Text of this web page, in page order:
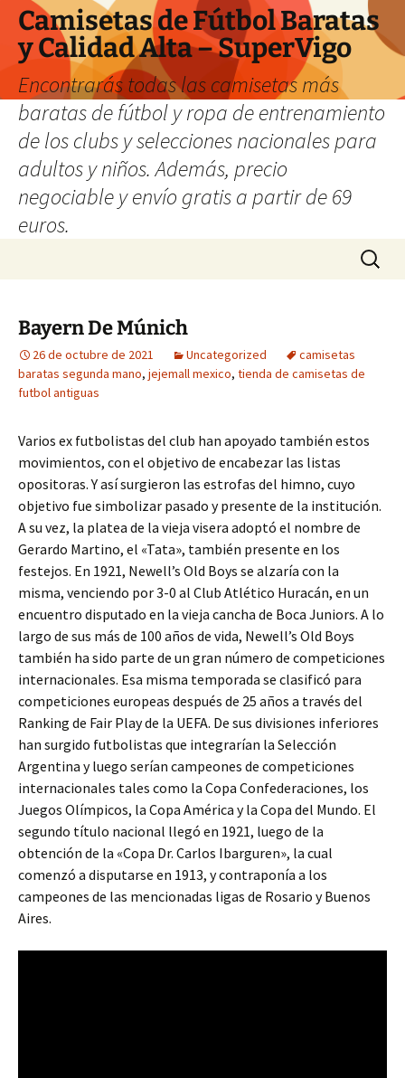
Camisetas de Fútbol Baratas
y Calidad Alta – SuperVigo
Encontrarás todas las camisetas más
baratas de fútbol y ropa de entrenamiento
de los clubs y selecciones nacionales para
adultos y niños. Además, precio
negociable y envío gratis a partir de 69
euros.
Buscar:
Bayern De Múnich
26 de octubre de 2021 Uncategorized
camisetas
baratas segunda mano, jejemall mexico, tienda de camisetas de
futbol antiguas
Varios ex futbolistas del club han apoyado también estos
movimientos, con el objetivo de encabezar las listas
opositoras. Y así surgieron las estrofas del himno, cuyo
objetivo fue simbolizar pasado y presente de la institución.
A su vez, la platea de la vieja visera adoptó el nombre de
Gerardo Martino, el «Tata», también presente en los
festejos. En 1921, Newell’s Old Boys se alzaría con la
misma, venciendo por 3-0 al Club Atlético Huracán, en un
encuentro disputado en la vieja cancha de Boca Juniors. A lo
largo de sus más de 100 años de vida, Newell’s Old Boys
también ha sido parte de un gran número de competiciones
internacionales. Esa misma temporada se clasificó para
competiciones europeas después de 25 años a través del
Ranking de Fair Play de la UEFA. De sus divisiones inferiores
han surgido futbolistas que integrarían la Selección
Argentina y luego serían campeones de competiciones
internacionales tales como la Copa Confederaciones, los
Juegos Olímpicos, la Copa América y la Copa del Mundo. El
segundo título nacional llegó en 1921, luego de la
obtención de la «Copa Dr. Carlos Ibarguren», la cual
comenzó a disputarse en 1913, y contraponía a los
campeones de las mencionadas ligas de Rosario y Buenos
Aires.